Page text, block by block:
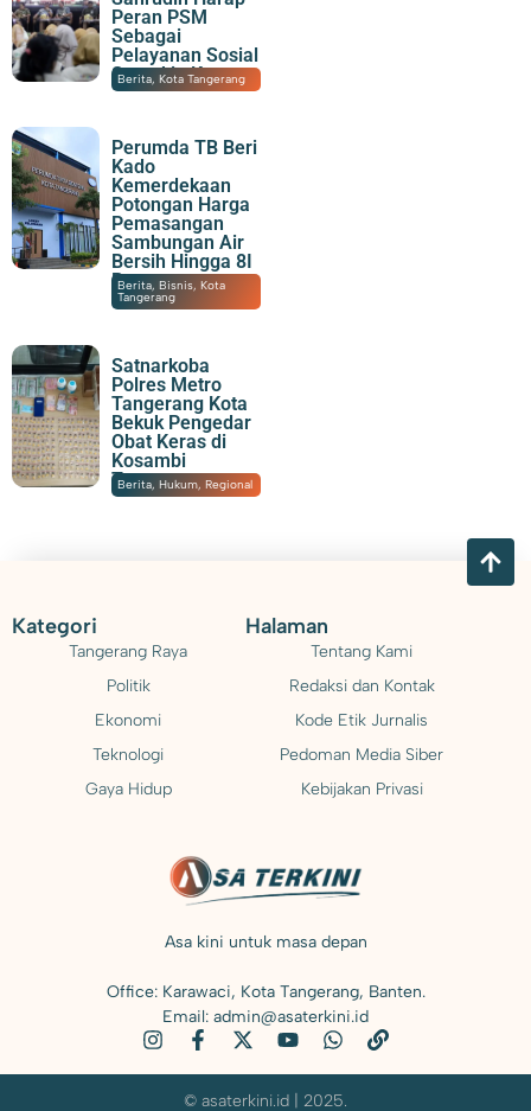
Peran PSM
Sebagai
Pelayanan Sosial
Semakin Kuat
06/08/2026|17:31
Berita,Kota Tangerang
Perumda TB Beri
Kado
Kemerdekaan
Potongan Harga
Pemasangan
Sambungan Air
Bersih Hingga 8I
Persen
06/08/2026|16:06
Berita,Bisnis,Kota
Tangerang
Satnarkoba
Polres Metro
Tangerang Kota
Bekuk Pengedar
Obat Keras di
Kosambi
Tangerang
06/08/2026|14:20
Berita,Hukum,Regional
Kategori
Tangerang Raya
Politik
Ekonomi
Teknologi
Gaya Hidup
Halaman
Tentang Kami
Redaksi dan Kontak
Kode Etik Jurnalis
Pedoman Media Siber
Kebijakan Privasi
Asa kini untuk masa depan
Office: Karawaci, Kota Tangerang, Banten.
Email: admin@asaterkini.id
© asaterkini.id | 2025.